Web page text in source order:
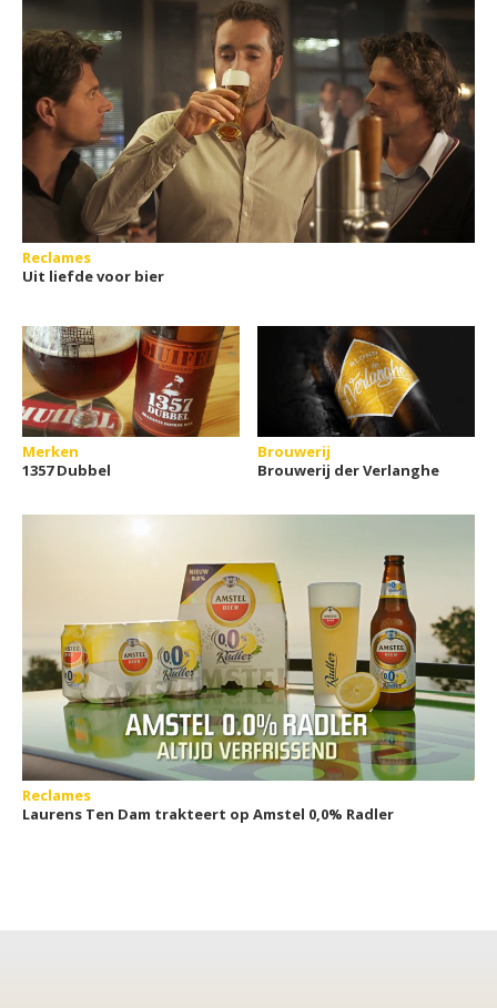
Reclames
Uit liefde voor bier
Merken
1357 Dubbel
Brouwerij
Brouwerij der Verlanghe
Reclames
Laurens Ten Dam trakteert op Amstel 0,0% Radler